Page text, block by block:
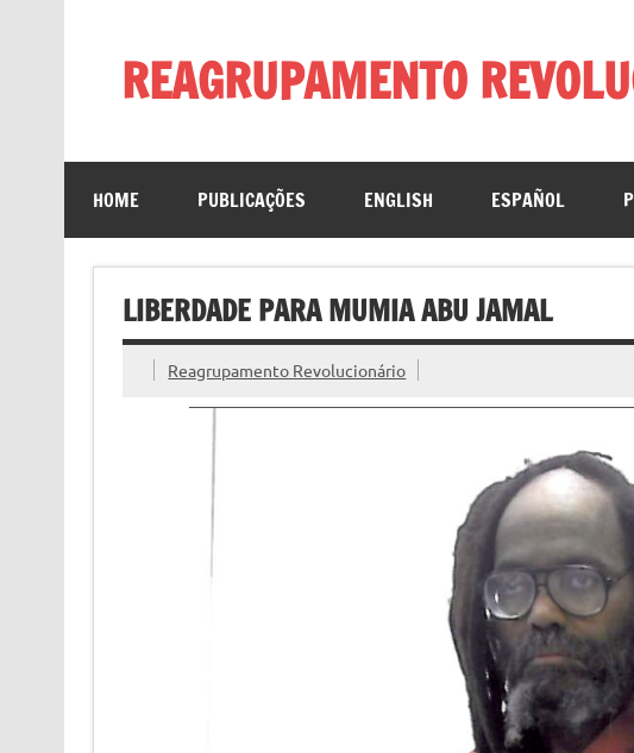
REAGRUPAMENTO
HOME PUBLICAÇÕES ENGLISH ESPAÑOL
LIBERDADE PARA MUMIA ABU JAMAL
Reagrupamento Revolucionário